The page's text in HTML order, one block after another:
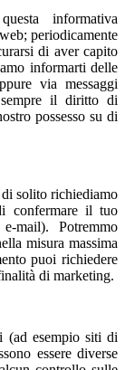
informativa
periodicamente
di aver capito
informarti delle
via messaggi
il diritto di
possesso su di
solito richiediamo
confermare il tuo
mail). Potremmo
misura massima
puoi richiedere
di marketing.
esempio siti di
essere diverse